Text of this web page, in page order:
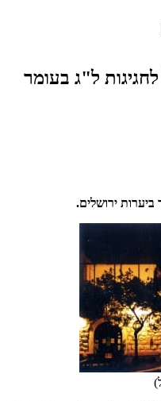
ל"ג בעומר
ירושלים.